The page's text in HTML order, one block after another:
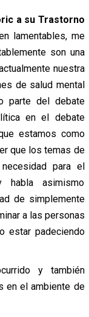
a su Trastorno
lamentables, me
son una
nuestra
de salud mental
parte del debate
en el debate
estamos como
que los temas de
para el
asimismo
de simplemente
a las personas
estar padeciendo
y también
en el ambiente de